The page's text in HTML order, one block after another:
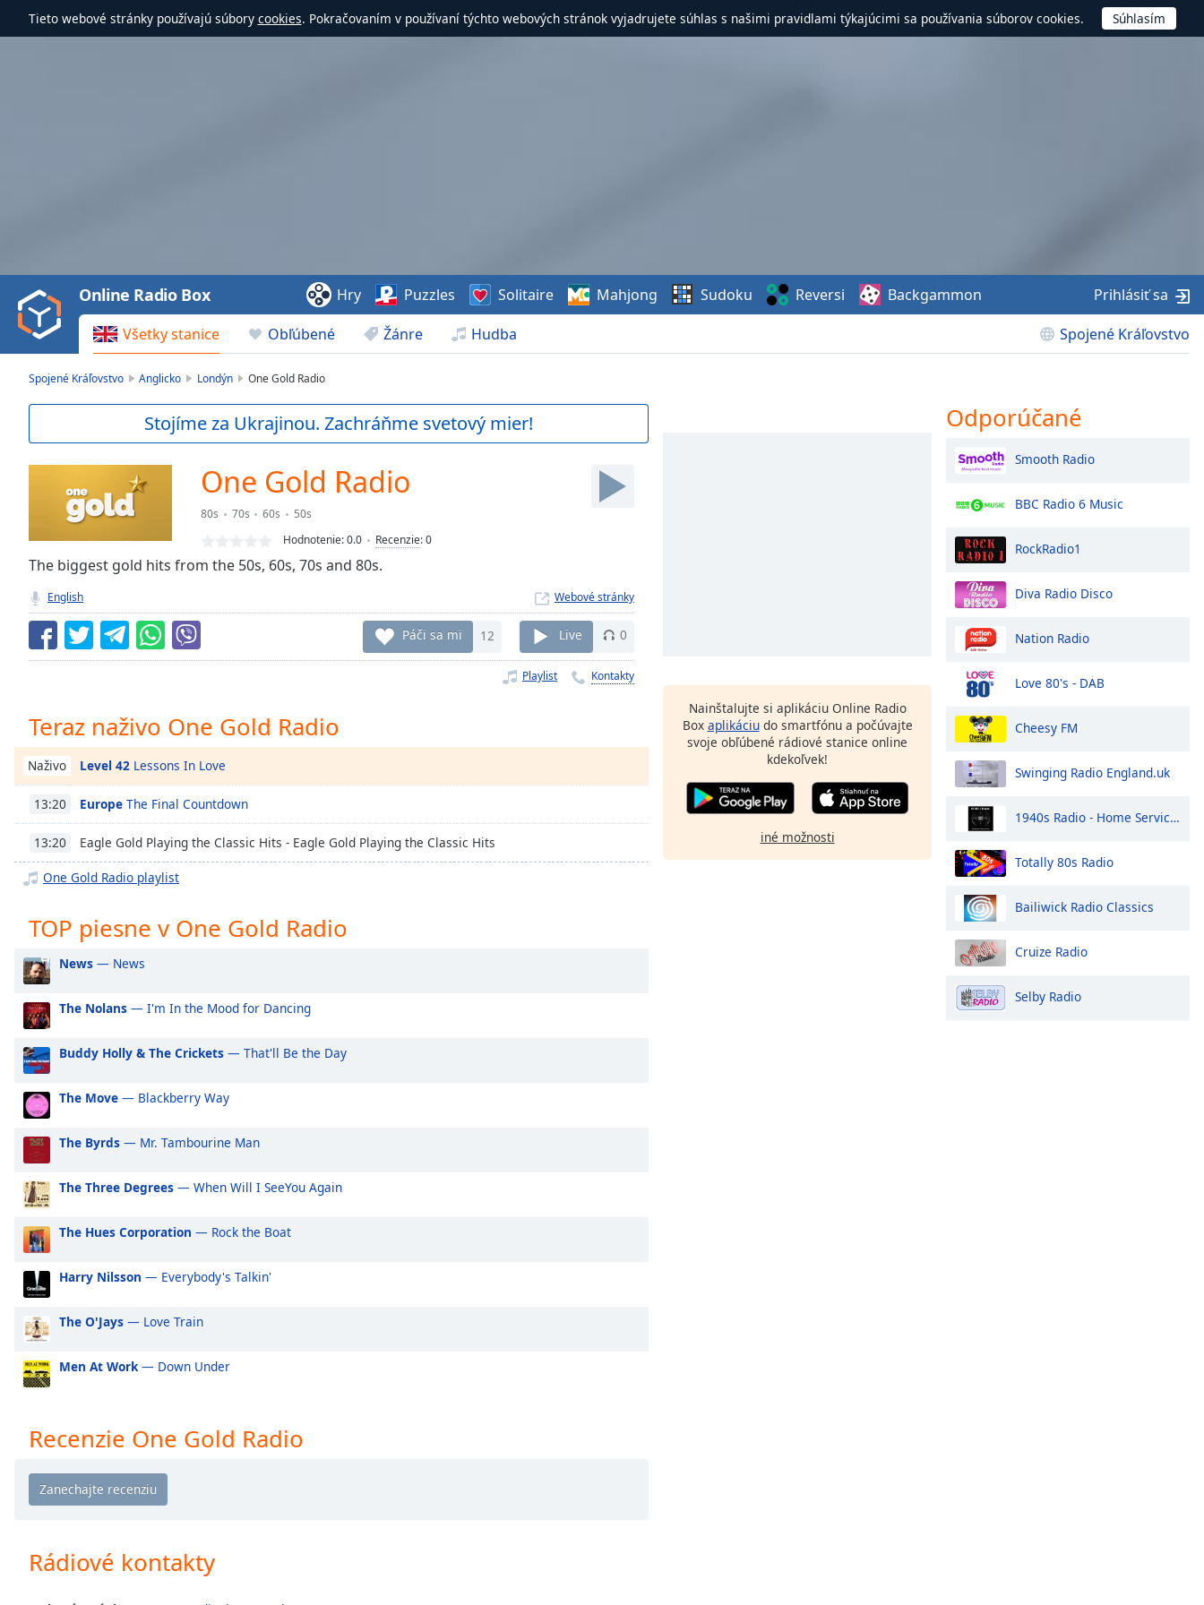
Tieto webové stránky používajú súbory cookies. Pokračovaním v používaní týchto webových stránok vyjadrujete súhlas s našimi pravidlami týkajúcimi sa používania súborov cookies.
Video
Play
Backward
Skip
Current
Duration-:-
Stream
TypeLIVE
live,
currently
behind
LIVE
Remaining
Playback
Rate
Chapters
Chapters
Descriptions
off,
Subtitles
subtitles
opens
subtitles
settings
dialog
subtitles
off
Audio
Track
in-
Picture
This
modal
Beginning
dialog
window.
cancel
Všetky stanice Obľúbené Žánre Hudba Spojené Kráľovstvo
Online Radio Box Hry Puzzles Solitaire Mahjong Sudoku Reversi Backgammon Prihlásiť sa
Spojené Kráľovstvo Anglicko Londýn One Gold Radio
Stojíme za Ukrajinou. Zachráňme svetový mier!
One Gold Radio
80s 70s 60s
50s
Hodnotenie:0.0 Recenzie:0
The biggest gold hits from the 50s, 60s, 70s and 80s.
English Webové stránky
Páči sa mi 12 Live 0
Playlist Kontakty
Teraz naživo One Gold Radio
Naživo Level 42 Lessons In Love
13:20 Europe The Final Countdown
13:20 Eagle Gold Playing the Classic Hits - Eagle Gold Playing the Classic Hits
One Gold Radio playlist
TOP piesne v One Gold Radio
News — News
The Nolans — I'm In the Mood for Dancing
Buddy Holly & The Crickets — That'll Be the Day
The Move — Blackberry Way
The Byrds — Mr. Tambourine Man
The Three Degrees — When Will I SeeYou Again
The Hues Corporation — Rock the Boat
Harry Nilsson — Everybody's Talkin'
The O'Jays — Love Train
Men At Work— Down Under
Recenzie One Gold Radio
Rádiové kontakty
Nainštalujte si aplikáciu Online Radio
Box aplikáciudo smartfónu a počúvajte
svoje obľúbené rádiové stanice online
kdekoľvek!
iné možnosti
Odporúčané
Smooth Radio
BBC Radio 6 Music
RockRadio1
Diva Radio Disco
Nation Radio
Love 80's - DAB
Cheesy FM
Swinging Radio England.uk
1940s Radio - Home Service - Pumpkin FM
Totally 80s Radio
Bailiwick Radio Classics
Cruize Radio
Selby Radio